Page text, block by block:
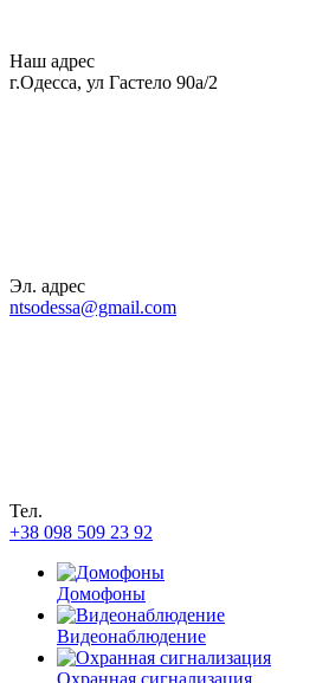
Наш адрес
г.Одесса, ул Гастело 90а/2
Эл. адрес
ntsodessa@gmail.com
Тел.
+38 098 509 23 92
Домофоны
Видеонаблюдение
Охранная сигнализация